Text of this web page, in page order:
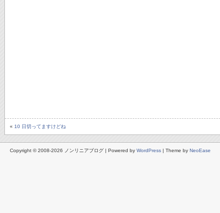
« 10 日切ってますけどね
Copyright © 2008-2026 ノンリニアブログ | Powered by WordPress | Theme by NeoEase